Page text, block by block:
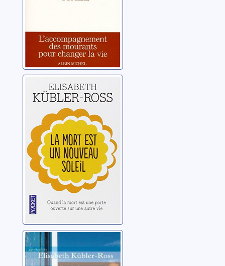
La mort est un
nouveau soleil
Kübler-Ross, Elisabeth
La mort porte de
la vie